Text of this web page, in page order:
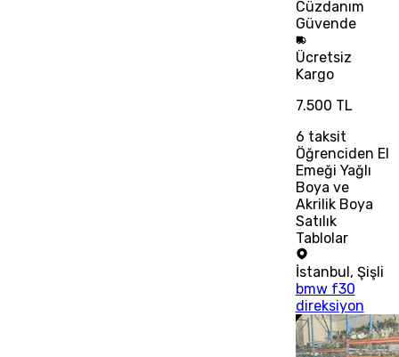
Cüzdanım
Güvende
Ücretsiz
Kargo
7.500 TL
6 taksit
Öğrenciden El
Emeği Yağlı
Boya ve
Akrilik Boya
Satılık
Tablolar
İstanbul , Şişli
bmw f30
direksiyon